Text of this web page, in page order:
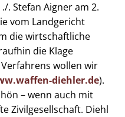
. Stefan Aigner am 2.
vom Landgericht
die wirtschaftliche
die Klage
wollen wir
diehler.de).
– wenn auch mit
Zivilgesellschaft. Diehl